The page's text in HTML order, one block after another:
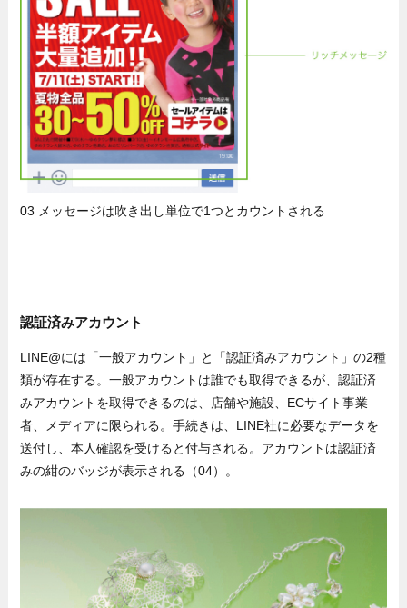
03 メッセージは吹き出し単位で1つとカウントされる
認証済みアカウント
LINE@には「一般アカウント」と「認証済みアカウント」の2種
類が存在する。一般アカウントは誰でも取得できるが、認証済
みアカウントを取得できるのは、店舗や施設、ECサイト事業
者、メディアに限られる。手続きは、LINE社に必要なデータを
送付し、本人確認を受けると付与される。アカウントは認証済
みの紺のバッジが表示される（04）。